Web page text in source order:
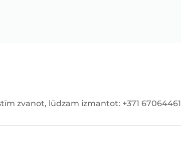
zvanot, lūdzam izmantot: +371 67064461